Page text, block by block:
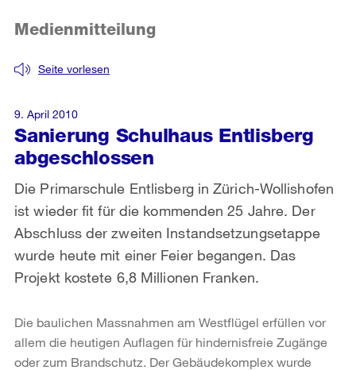
Sanierung Schulhaus Entlisberg
abgeschlossen
Seite vorlesen
Medienmitteilung
Die Primarschule Entlisberg in Zürich-Wollishofen
ist wieder fit für die kommenden 25 Jahre. Der
Abschluss der zweiten Instandsetzungsetappe
wurde heute mit einer Feier begangen. Das
Projekt kostete 6,8 Millionen Franken.
9. April 2010
Die baulichen Massnahmen am Westflügel erfüllen vor
allem die heutigen Auflagen für hindernisfreie Zugänge
oder zum Brandschutz. Der Gebäudekomplex wurde